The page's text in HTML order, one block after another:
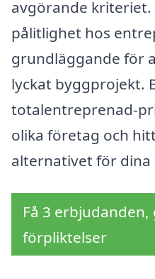
avgörande kriteriet.
pålitlighet hos
grundläggande för
lyckat byggprojekt.
totalentreprenad-
olika företag och
alternativet för dina
Få 3
förpliktelser